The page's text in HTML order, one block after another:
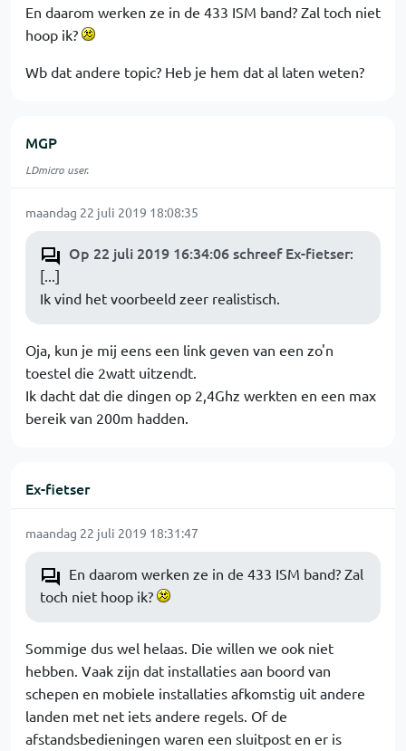
En daarom werken ze in de 433 ISM band? Zal toch niet
hoop ik?
Wb dat andere topic? Heb je hem dat al laten weten?
MGP
LDmicro user.
maandag 22 juli 2019 18:08:35
Op 22 juli 2019 16:34:06 schreef Ex-fietser:
[...]
Ik vind het voorbeeld zeer realistisch.
Oja, kun je mij eens een link geven van een zo'n
toestel die 2watt uitzendt.
Ik dacht dat die dingen op 2,4Ghz werkten en een max
bereik van 200m hadden.
Ex-fietser
maandag 22 juli 2019 18:31:47
En daarom werken ze in de 433 ISM band? Zal
toch niet hoop ik?
Sommige dus wel helaas. Die willen we ook niet
hebben. Vaak zijn dat installaties aan boord van
schepen en mobiele installaties afkomstig uit andere
landen met net iets andere regels. Of de
afstandsbedieningen waren een sluitpost en er is